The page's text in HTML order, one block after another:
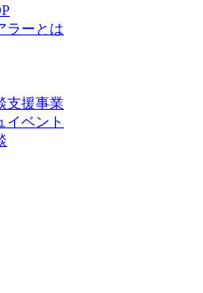
ラーとは
支援事業
イベント